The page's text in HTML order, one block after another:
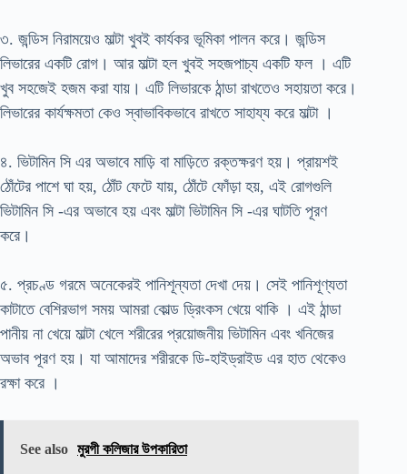
৩. জন্ডিস নিরাময়েও মাল্টা খুবই কার্যকর ভূমিকা পালন করে। জন্ডিস
লিভারের একটি রোগ। আর মাল্টা হল খুবই সহজপাচ্য একটি ফল । এটি
খুব সহজেই হজম করা যায়। এটি লিভারকে ঠান্ডা রাখতেও সহায়তা করে।
লিভারের কার্যক্ষমতা কেও স্বাভাবিকভাবে রাখতে সাহায্য করে মাল্টা ।
৪. ভিটামিন সি এর অভাবে মাড়ি বা মাড়িতে রক্তক্ষরণ হয়। প্রায়শই
ঠোঁটের পাশে ঘা হয়, ঠোঁট ফেটে যায়, ঠোঁটে ফোঁড়া হয়, এই রোগগুলি
ভিটামিন সি -এর অভাবে হয় এবং মাল্টা ভিটামিন সি -এর ঘাটতি পূরণ
করে।
৫. প্রচণ্ড গরমে অনেকেরই পানিশূন্যতা দেখা দেয়। সেই পানিশূণ্যতা
কাটাতে বেশিরভাগ সময় আমরা কোল্ড ড্রিংকস খেয়ে থাকি । এই ঠান্ডা
পানীয় না খেয়ে মাল্টা খেলে শরীরের প্রয়োজনীয় ভিটামিন এবং খনিজের
অভাব পূরণ হয়। যা আমাদের শরীরকে ডি-হাইড্রাইড এর হাত থেকেও
রক্ষা করে ।
See also মুরগী কলিজার উপকারিতা